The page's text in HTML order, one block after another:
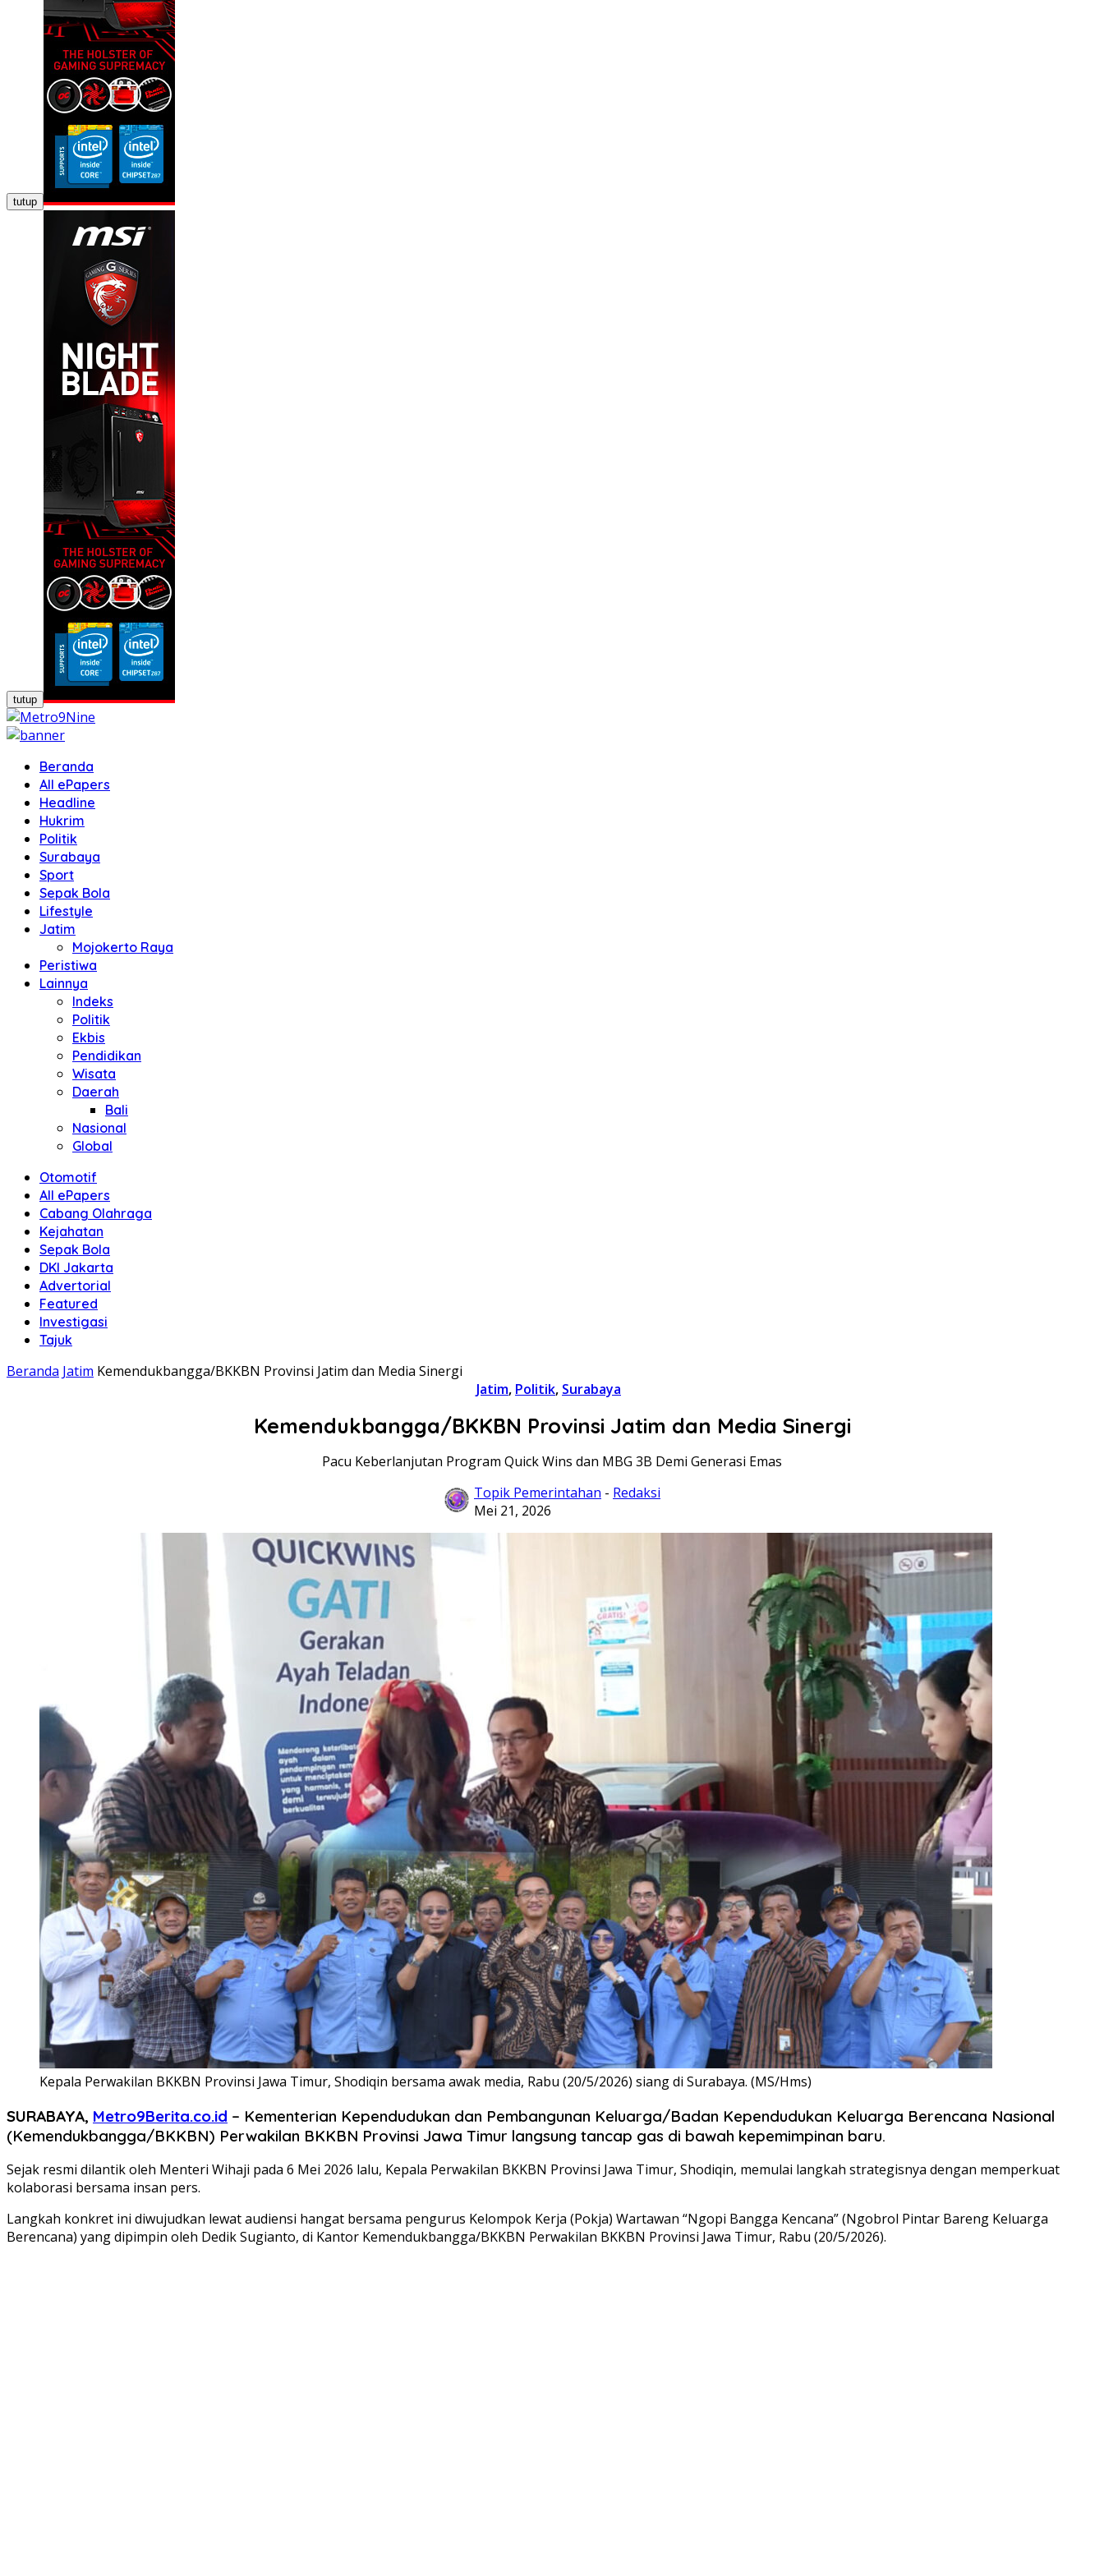
tutup
tutup
Beranda
All ePapers
Headline
Hukrim
Politik
Surabaya
Sport
Sepak Bola
Lifestyle
Jatim
Mojokerto Raya
Peristiwa
Lainnya
Indeks
Politik
Ekbis
Pendidikan
Wisata
Daerah
Bali
Nasional
Global
Otomotif
All ePapers
Cabang Olahraga
Kejahatan
Sepak Bola
DKI Jakarta
Advertorial
Featured
Investigasi
Tajuk
Beranda Jatim Kemendukbangga/BKKBN Provinsi Jatim dan Media Sinergi
Jatim, Politik, Surabaya
Kemendukbangga/BKKBN Provinsi Jatim dan Media Sinergi
Pacu Keberlanjutan Program Quick Wins dan MBG 3B Demi Generasi Emas
Topik Pemerintahan - Redaksi
Mei 21, 2026
Kepala Perwakilan BKKBN Provinsi Jawa Timur, Shodiqin bersama awak media, Rabu (20/5/2026) siang di Surabaya. (MS/Hms)
SURABAYA, Metro9Berita.co.id – Kementerian Kependudukan dan Pembangunan Keluarga/Badan Kependudukan Keluarga Berencana Nasional
(Kemendukbangga/BKKBN) Perwakilan BKKBN Provinsi Jawa Timur langsung tancap gas di bawah kepemimpinan baru.
Sejak resmi dilantik oleh Menteri Wihaji pada 6 Mei 2026 lalu, Kepala Perwakilan BKKBN Provinsi Jawa Timur, Shodiqin, memulai langkah strategisnya dengan memperkuat
kolaborasi bersama insan pers.
Langkah konkret ini diwujudkan lewat audiensi hangat bersama pengurus Kelompok Kerja (Pokja) Wartawan “Ngopi Bangga Kencana” (Ngobrol Pintar Bareng Keluarga
Berencana) yang dipimpin oleh Dedik Sugianto, di Kantor Kemendukbangga/BKKBN Perwakilan BKKBN Provinsi Jawa Timur, Rabu (20/5/2026).